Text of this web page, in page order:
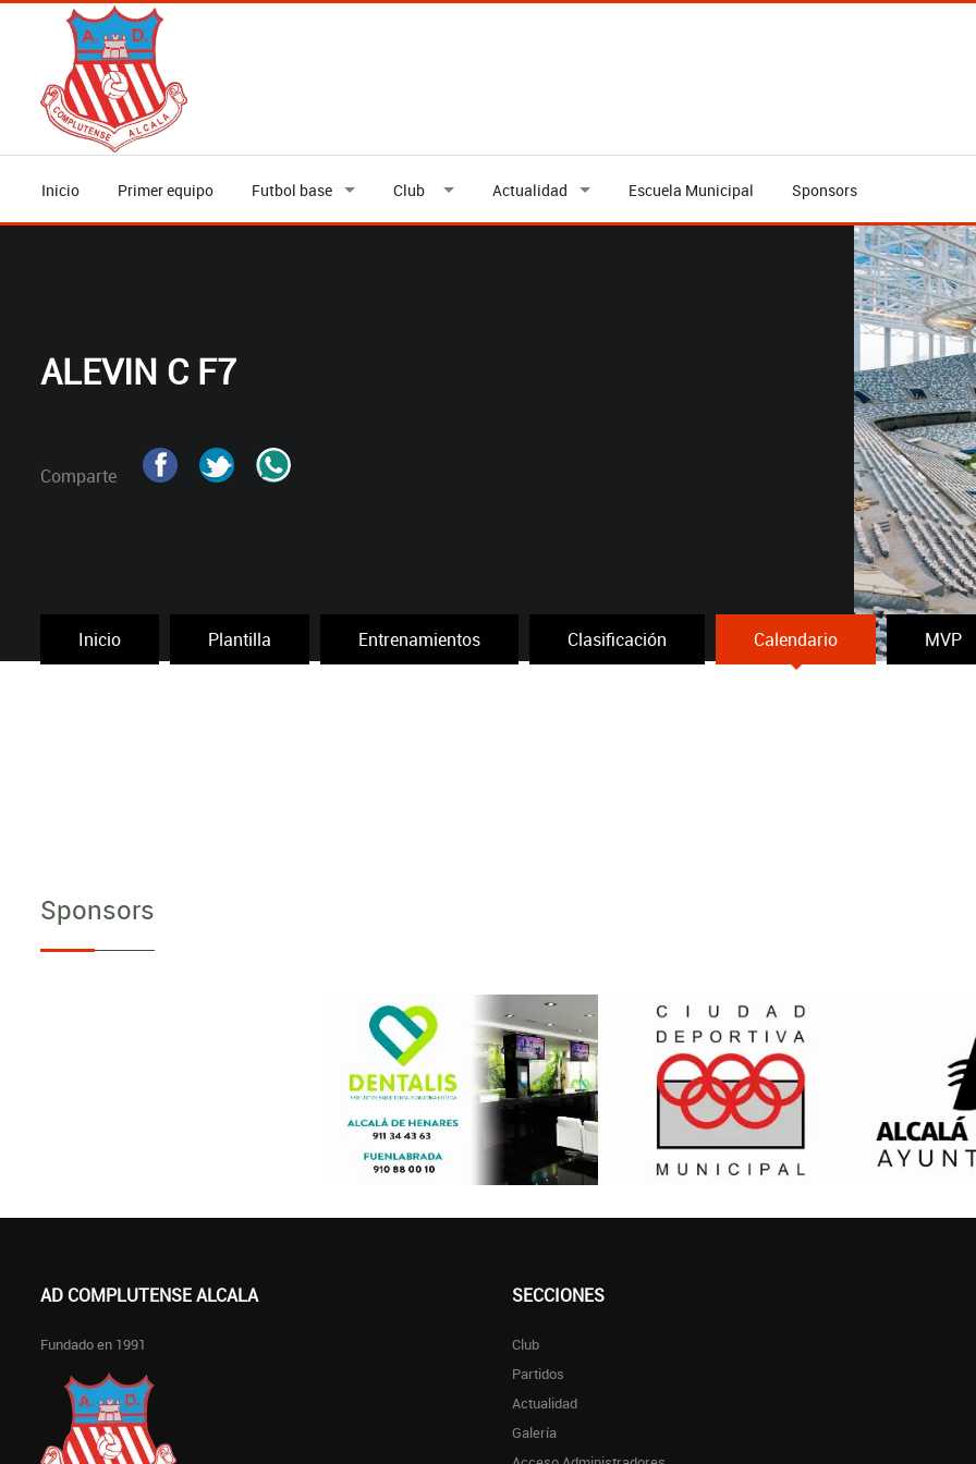
Inicio Primer equipo Futbol base Club Actualidad Escuela Municipal Sponsors
ALEVIN C F7
Comparte
Inicio Plantilla Entrenamientos Clasificación Calendario MVP
Sponsors
AD COMPLUTENSE ALCALA
Fundado en 1991
SECCIONES
Club
Partidos
Actualidad
Galería